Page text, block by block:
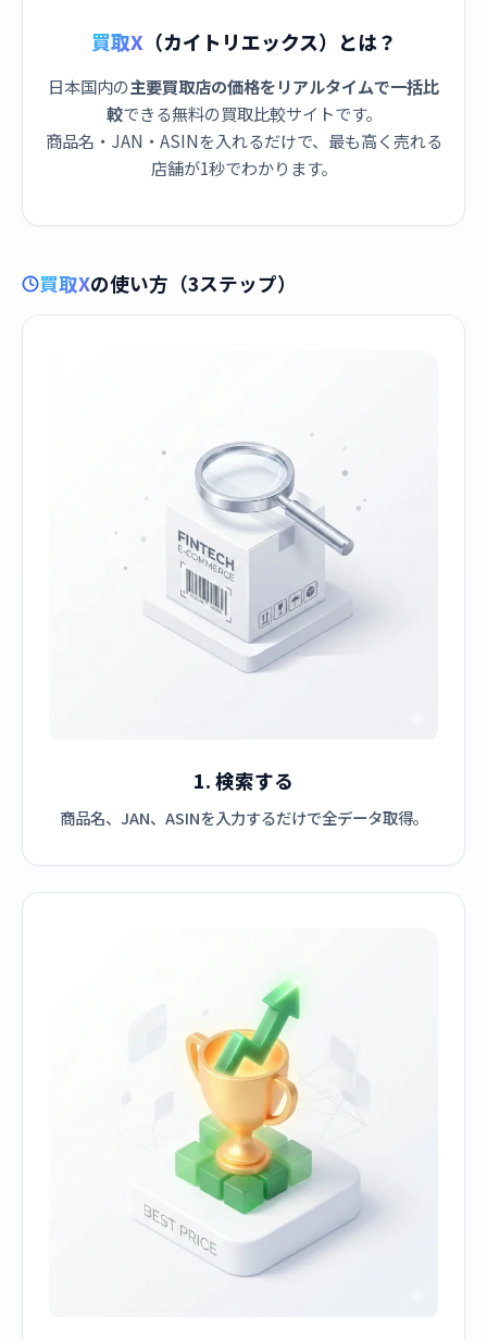
買取X （カイトリエックス）とは？
日本国内の主要買取店の価格をリアルタイムで一括比
較できる無料の買取比較サイトです。
商品名・JAN・ASINを入れるだけで、最も高く売れる
店舗が1秒でわかります。
買取Xの使い方（3ステップ）
1. 検索する
商品名、JAN、ASINを入力するだけで全データ取得。